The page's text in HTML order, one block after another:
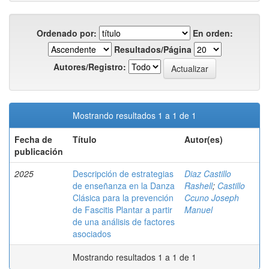
Ordenado por:
En orden:
Resultados/Página
Autores/Registro:
Mostrando resultados 1 a 1 de 1
Fecha de
publicación
Título Autor(es)
2025
Descripción de estrategias
de enseñanza en la Danza
Clásica para la prevención
de Fascitis Plantar a partir
de una análisis de factores
asociados
Diaz Castillo
Rashell; Castillo
Ccuno Joseph
Manuel
Mostrando resultados 1 a 1 de 1